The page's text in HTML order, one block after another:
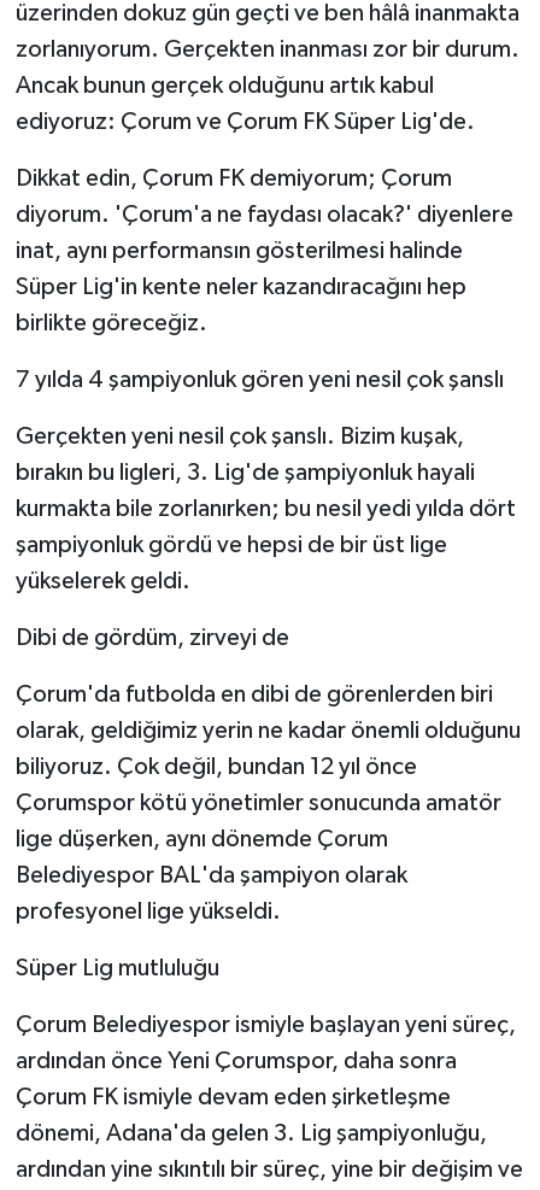
üzerinden dokuz gün geçti ve ben hâlâ inanmakta
zorlanıyorum. Gerçekten inanması zor bir durum.
Ancak bunun gerçek olduğunu artık kabul
ediyoruz: Çorum ve Çorum FK Süper Lig'de.
Dikkat edin, Çorum FK demiyorum; Çorum
diyorum. 'Çorum'a ne faydası olacak?' diyenlere
inat, aynı performansın gösterilmesi halinde
Süper Lig'in kente neler kazandıracağını hep
birlikte göreceğiz.
7 yılda 4 şampiyonluk gören yeni nesil çok şanslı
Gerçekten yeni nesil çok şanslı. Bizim kuşak,
bırakın bu ligleri, 3. Lig'de şampiyonluk hayali
kurmakta bile zorlanırken; bu nesil yedi yılda dört
şampiyonluk gördü ve hepsi de bir üst lige
yükselerek geldi.
Dibi de gördüm, zirveyi de
Çorum'da futbolda en dibi de görenlerden biri
olarak, geldiğimiz yerin ne kadar önemli olduğunu
biliyoruz. Çok değil, bundan 12 yıl önce
Çorumspor kötü yönetimler sonucunda amatör
lige düşerken, aynı dönemde Çorum
Belediyespor BAL'da şampiyon olarak
profesyonel lige yükseldi.
Süper Lig mutluluğu
Çorum Belediyespor ismiyle başlayan yeni süreç,
ardından önce Yeni Çorumspor, daha sonra
Çorum FK ismiyle devam eden şirketleşme
dönemi, Adana'da gelen 3. Lig şampiyonluğu,
ardından yine sıkıntılı bir süreç, yine bir değişim ve